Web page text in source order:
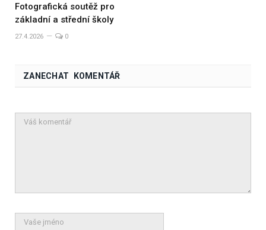
Fotografická soutěž pro
základní a střední školy
27.4.2026 0
ZANECHAT KOMENTÁŘ